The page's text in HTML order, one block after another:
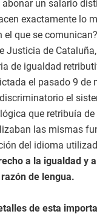
un salario
exactamente lo
que se
Justicia de
de igualdad
el pasado 9 de
el
que retribuía
las mismas
del idioma
a la igualdad y
de lengua.
de esta